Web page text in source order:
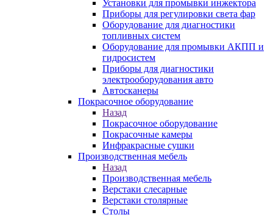
Установки для промывки инжектора
Приборы для регулировки света фар
Оборудование для диагностики
топливных систем
Оборудование для промывки АКПП и
гидросистем
Приборы для диагностики
электрооборудования авто
Автосканеры
Покрасочное оборудование
Назад
Покрасочное оборудование
Покрасочные камеры
Инфракрасные сушки
Производственная мебель
Назад
Производственная мебель
Верстаки слесарные
Верстаки столярные
Столы